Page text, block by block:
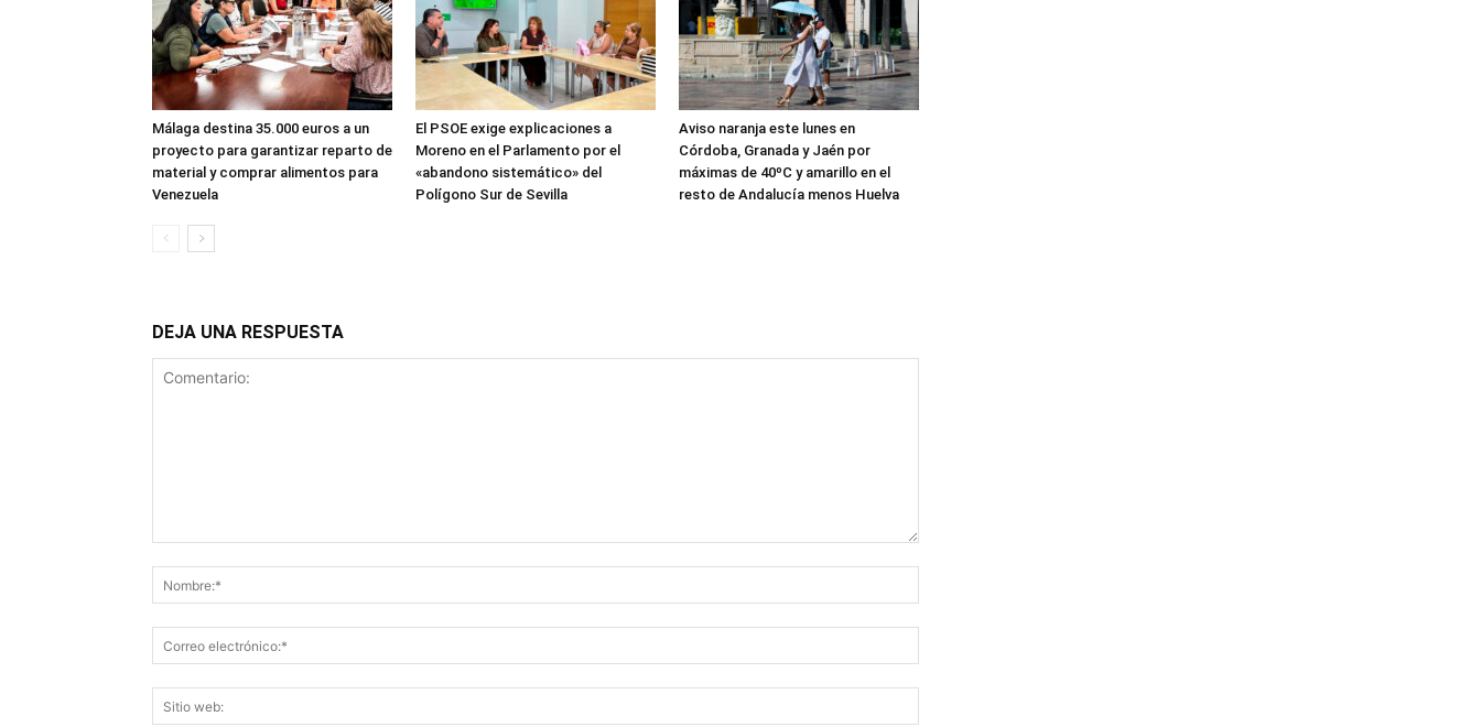
Málaga destina 35.000 euros a un
proyecto para garantizar reparto de
material y comprar alimentos para
Venezuela
El PSOE exige explicaciones a
Moreno en el Parlamento por el
«abandono sistemático» del
Polígono Sur de Sevilla
Aviso naranja este lunes en
Córdoba, Granada y Jaén por
máximas de 40ºC y amarillo en el
resto de Andalucía menos Huelva
DEJA UNA RESPUESTA